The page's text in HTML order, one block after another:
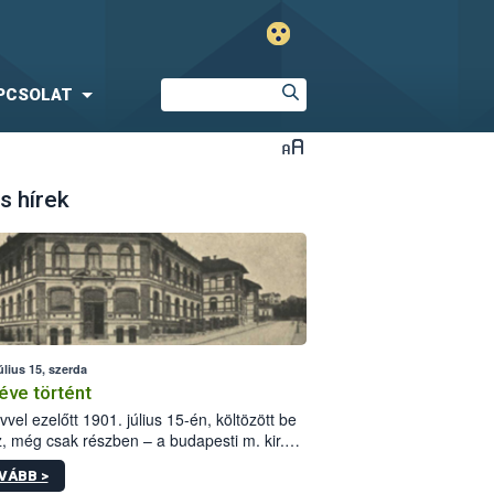
hírek
15, szerda
történt
ezelőtt 1901. július 15-én, költözött be
még csak részben – a budapesti m. kir.
állomás a Kis Rókus utca
alatti, Czigler Győző által tervezett új
>